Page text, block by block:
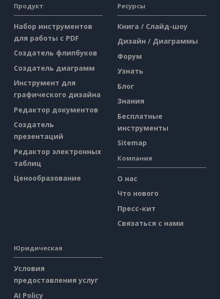
Продукт
Набор инструментов
для работы с PDF
Создатель флипбуков
Создатель диаграмм
Инструмент для
графического дизайна
Редактор документов
Создатель
презентаций
Редактор электронных
таблиц
Ценообразование
Ресурсы
Книга / Слайд-шоу
Дизайн / Диаграммы
Форум
Узнать
Блог
Знания
Бесплатные
инструменты
Sitemap
Компания
О нас
Что нового
Пресс-кит
Связаться с нами
Юридическая
Условия
предоставления услуг
AI Policy